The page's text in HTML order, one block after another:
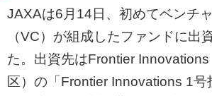
JAXAは6月14日、初めてベンチ
（VC）が組成したファンドに出
た。出資先はFrontier
区）の「Frontier Innovations 1号